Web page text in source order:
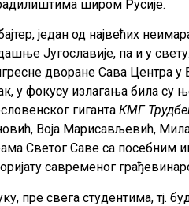
широм Русије.
један од највећих
Југославије, па и у
дворане Сава Центра
у фокусу излагања била су
гиганта КМГ
Воја Марисављевић,
Светог Саве са посебним
савременог
пре свега студентима, тј.